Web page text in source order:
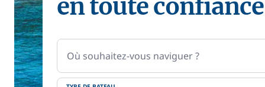
Location de bateau
Votre croisière
en toute confiance
Où souhaitez-vous naviguer ?